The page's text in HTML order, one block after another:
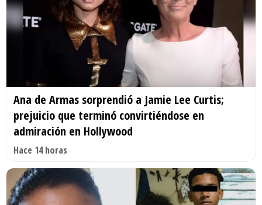
Ana de Armas sorprendió a Jamie Lee Curtis;
prejuicio que terminó convirtiéndose en
admiración en Hollywood
Hace 14 horas